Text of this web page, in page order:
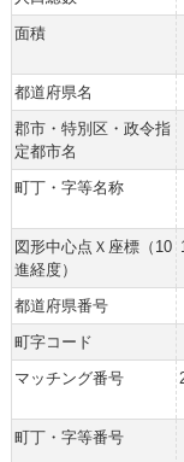
面積
都道府県名
郡市・特別区・政令指
定都市名
町丁・字等名称
図形中心点Ｘ座標（10
進経度）
都道府県番号
町字コード
マッチング番号
町丁・字等番号